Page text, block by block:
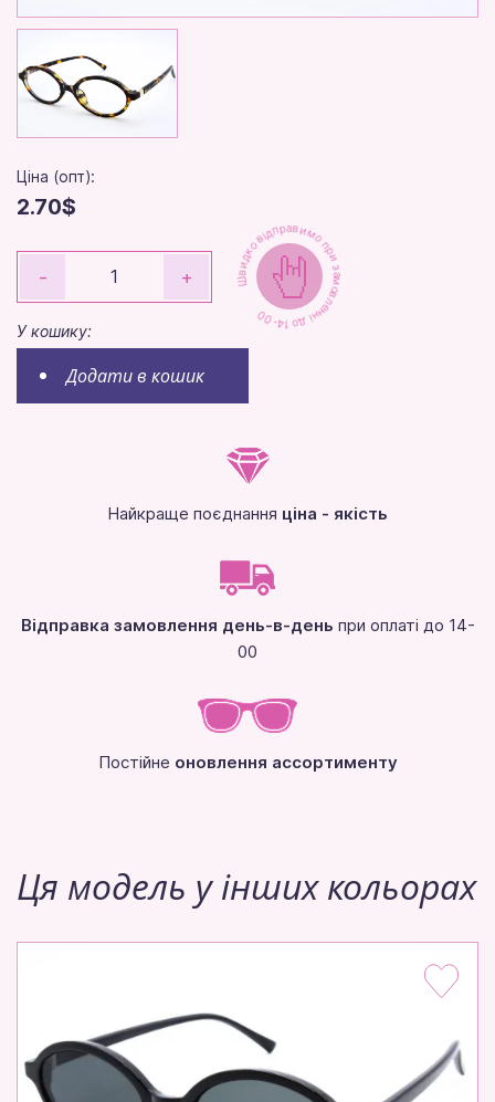
Ціна (опт):
2.70$
- +
У кошику:
Додати в кошик
Швидко відправимо при замовленні до 14-00
Найкраще поєднання ціна - якість
Відправка замовлення день-в-день при оплаті до 14-
00
Постійне оновлення ассортименту
Ця модель у інших кольорах